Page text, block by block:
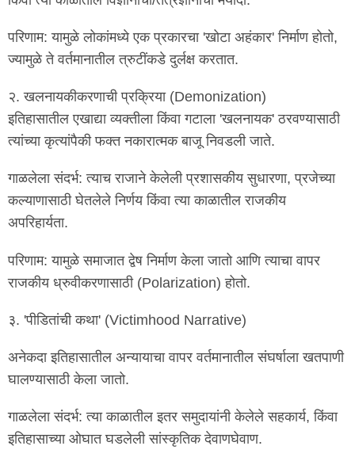
परिणाम: यामुळे लोकांमध्ये एक प्रकारचा 'खोटा अहंकार' निर्माण होतो,
ज्यामुळे ते वर्तमानातील त्रुटींकडे दुर्लक्ष करतात.
२. खलनायकीकरणाची प्रक्रिया (Demonization)
इतिहासातील एखाद्या व्यक्तीला किंवा गटाला 'खलनायक' ठरवण्यासाठी
त्यांच्या कृत्यांपैकी फक्त नकारात्मक बाजू निवडली जाते.
गाळलेला संदर्भ: त्याच राजाने केलेली प्रशासकीय सुधारणा, प्रजेच्या
कल्याणासाठी घेतलेले निर्णय किंवा त्या काळातील राजकीय
अपरिहार्यता.
परिणाम: यामुळे समाजात द्वेष निर्माण केला जातो आणि त्याचा वापर
राजकीय ध्रुवीकरणासाठी (Polarization) होतो.
३. 'पीडितांची कथा' (Victimhood Narrative)
अनेकदा इतिहासातील अन्यायाचा वापर वर्तमानातील संघर्षाला खतपाणी
घालण्यासाठी केला जातो.
गाळलेला संदर्भ: त्या काळातील इतर समुदायांनी केलेले सहकार्य, किंवा
इतिहासाच्या ओघात घडलेली सांस्कृतिक देवाणघेवाण.